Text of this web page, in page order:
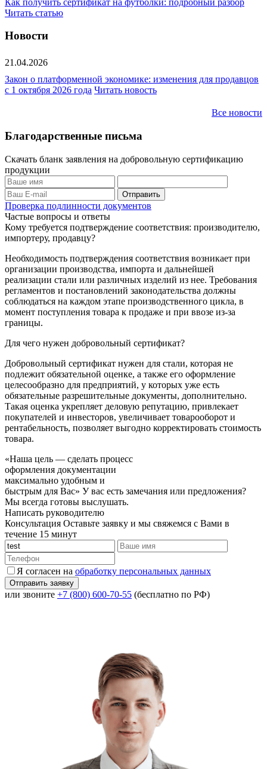
Читать статью
Новости
21.04.2026
Закон о платформенной экономике: изменения для продавцов
с 1 октября 2026 года Читать новость
Все новости
Благодарственные письма
Скачать бланк заявления на добровольную сертификацию
продукции
Проверка подлинности документов
Частые вопросы и ответы
Кому требуется подтверждение соответствия: производителю,
импортеру, продавцу?
Необходимость подтверждения соответствия возникает при
организации производства, импорта и дальнейшей
реализации стали или различных изделий из нее. Требования
регламентов и постановлений законодательства должны
соблюдаться на каждом этапе производственного цикла, в
момент поступления товара к продаже и при ввозе из-за
границы.
Для чего нужен добровольный сертификат?
Добровольный сертификат нужен для стали, которая не
подлежит обязательной оценке, а также его оформление
целесообразно для предприятий, у которых уже есть
обязательные разрешительные документы, дополнительно.
Такая оценка укрепляет деловую репутацию, привлекает
покупателей и инвесторов, увеличивает товарооборот и
рентабельность, позволяет выгодно корректировать стоимость
товара.
«Наша цель — сделать процесс
оформления документации
максимально удобным и
быстрым для Вас» У вас есть замечания или предложения?
Мы всегда готовы выслушать.
Написать руководителю
Консультация Оставьте заявку и мы свяжемся с Вами в
течение 15 минут
Я согласен на обработку персональных данных
или звоните +7 (800) 600-70-55 (бесплатно по РФ)